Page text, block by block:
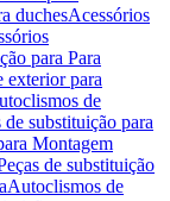
duchesAcessórios
para Para
exterior para
de
de substituição para
Montagem
de substituição
Autoclismos de